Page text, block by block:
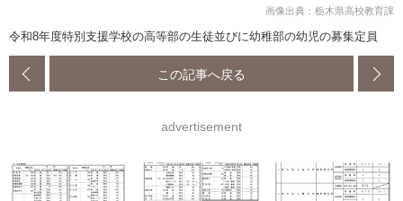
画像出典：栃木県高校教育課
令和8年度特別支援学校の高等部の生徒並びに幼稚部の幼児の募集定員
この記事へ戻る
advertisement